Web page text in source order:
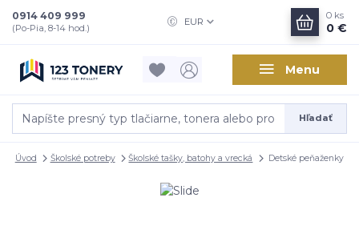
Menu
EUR
Hľadať
0914 409 999
(Po-Pia, 8-14 hod.)
0 ks
0 €
Úvod Školské potreby Školské tašky, batohy a vrecká Detské peňaženky